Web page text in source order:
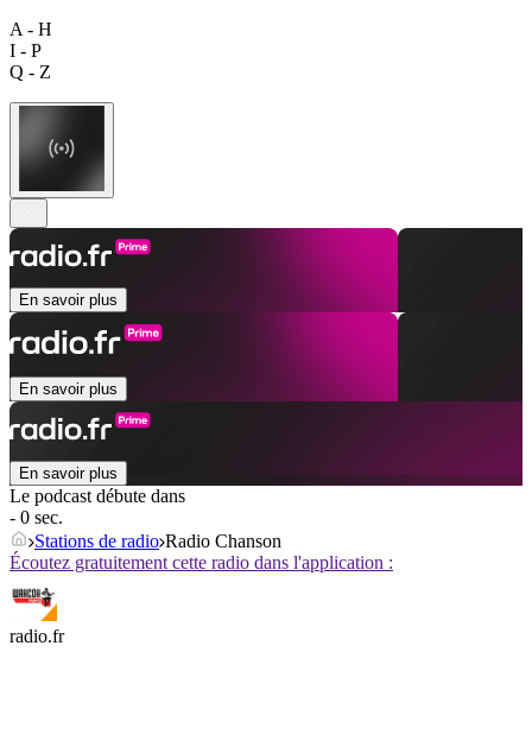
A - H
I - P
Q - Z
En savoir plus
En savoir plus
En savoir plus
Le podcast débute dans
- 0 sec.
Stations de radio Radio Chanson
Écoutez gratuitement cette radio dans l'application :
radio.fr